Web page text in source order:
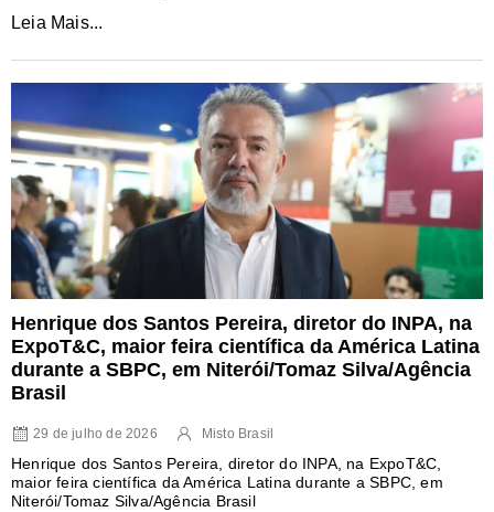
Leia Mais...
Henrique dos Santos Pereira, diretor do INPA, na
ExpoT&C, maior feira científica da América Latina
durante a SBPC, em Niterói/Tomaz Silva/Agência
Brasil
29 de julho de 2026 Misto Brasil
Henrique dos Santos Pereira, diretor do INPA, na ExpoT&C,
maior feira científica da América Latina durante a SBPC, em
Niterói/Tomaz Silva/Agência Brasil